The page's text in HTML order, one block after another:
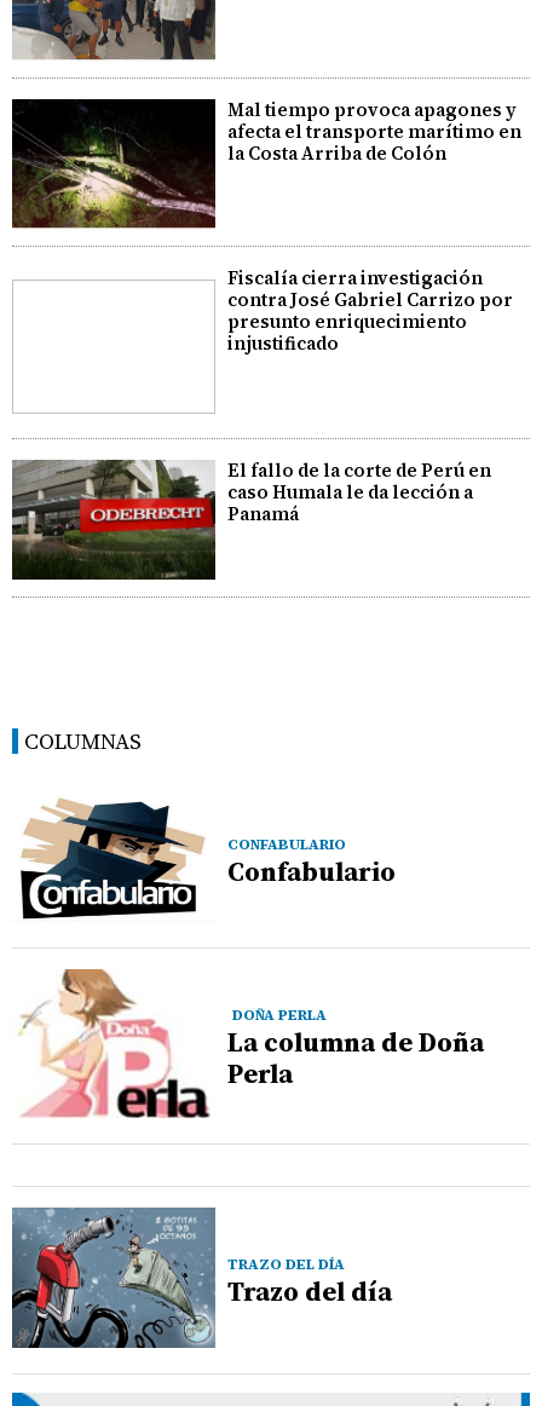
Mal tiempo provoca apagones y
afecta el transporte marítimo en
la Costa Arriba de Colón
Fiscalía cierra investigación
contra José Gabriel Carrizo por
presunto enriquecimiento
injustificado
El fallo de la corte de Perú en
caso Humala le da lección a
Panamá
COLUMNAS
CONFABULARIO
Confabulario
DOÑA PERLA
La columna de Doña
Perla
TRAZO DEL DÍA
Trazo del día